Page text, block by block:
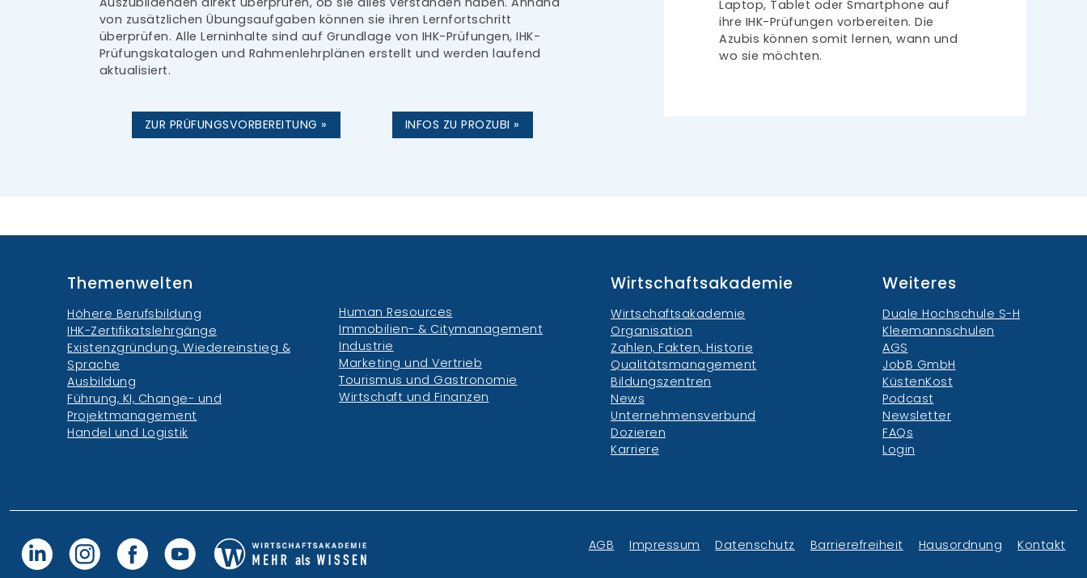
von zusätzlichen Übungsaufgaben können sie ihren Lernfortschritt
überprüfen. Alle Lerninhalte sind auf Grundlage von IHK-Prüfungen, IHK-
Prüfungskatalogen und Rahmenlehrplänen erstellt und werden laufend
aktualisiert.
ZUR PRÜFUNGSVORBEREITUNG » INFOS ZU PROZUBI »
Laptop, Tablet oder Smartphone auf
ihre IHK-Prüfungen vorbereiten. Die
Azubis können somit lernen, wann und
wo sie möchten.
Themenwelten
Höhere Berufsbildung
IHK-Zertifikatslehrgänge
Existenzgründung, Wiedereinstieg &
Sprache
Ausbildung
Führung, KI, Change- und
Projektmanagement
Handel und Logistik
Human Resources
Immobilien- & Citymanagement
Industrie
Marketing und Vertrieb
Tourismus und Gastronomie
Wirtschaft und Finanzen
Wirtschaftsakademie
Wirtschaftsakademie
Organisation
Zahlen, Fakten, Historie
Qualitätsmanagement
Bildungszentren
News
Unternehmensverbund
Dozieren
Karriere
Weiteres
Duale Hochschule S-H
Kleemannschulen
AGS
JobB GmbH
KüstenKost
Podcast
Newsletter
FAQs
Login
AGB Impressum Datenschutz Barrierefreiheit Hausordnung Kontakt